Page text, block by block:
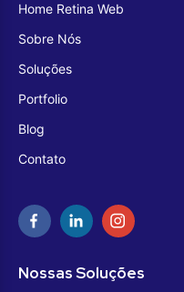
Home Retina Web
Sobre Nós
Soluções
Portfolio
Blog
Contato
Nossas Soluções